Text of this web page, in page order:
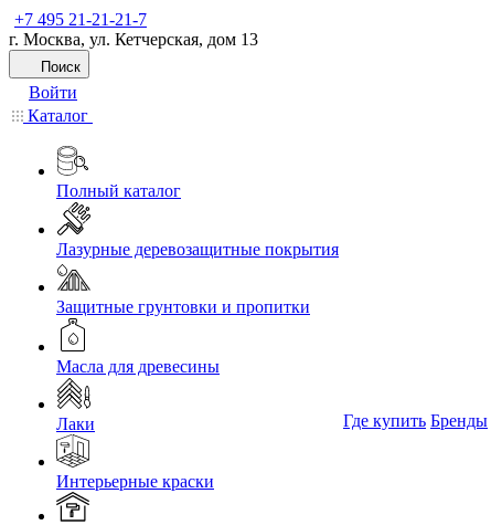
+7 495 21-21-21-7
г. Москва, ул. Кетчерская, дом 13
Поиск
Войти
Каталог
Полный каталог
Лазурные деревозащитные покрытия
Защитные грунтовки и пропитки
Масла для древесины
Лаки
Интерьерные краски
Где купить Бренды